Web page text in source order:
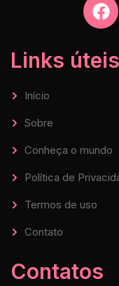
Links úteis
Início
Sobre
Conheça o mundo
Política de
Termos de uso
Contato
Contatos